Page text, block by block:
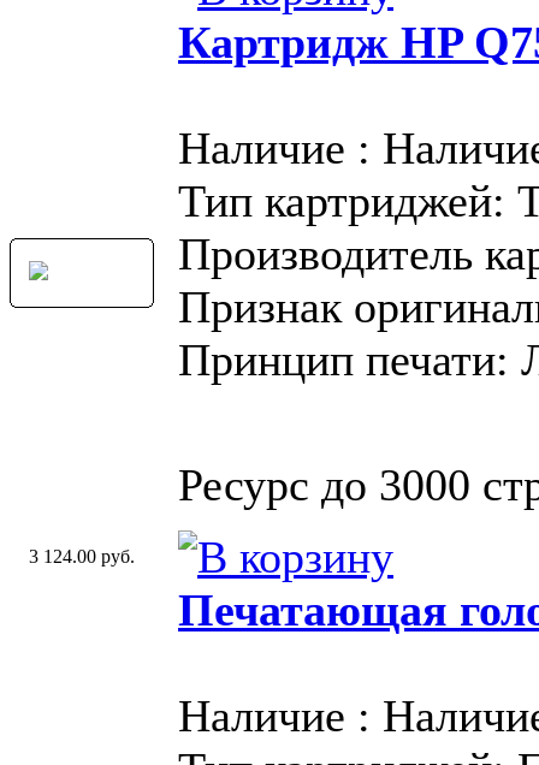
Картридж HP
Наличие :
Тип картриджей:
Производитель
Признак
Принцип печати:
Ресурс до 3000
3 124.00 руб.
Печатающая
Наличие :